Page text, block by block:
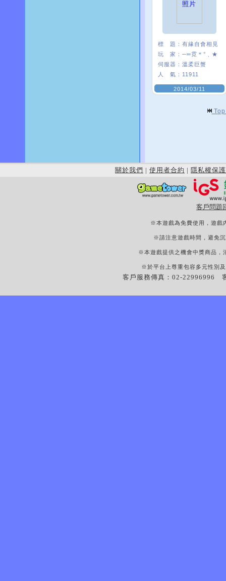
標 題： 有緣自會相見
玩 家： ─═霓＊°﹑★
伺服器： 溫柔巨蟹
人 氣： 11911
2014/03/11
關於我們 | 使用者合約 | 隱私權保護
客戶問題
※本遊戲為免費使用，遊戲
※請注意遊戲時間，避免
※本遊戲提供之機會中獎商品，
※於平台上尊重包容多元性別
客戶服務傳真：02-22996996